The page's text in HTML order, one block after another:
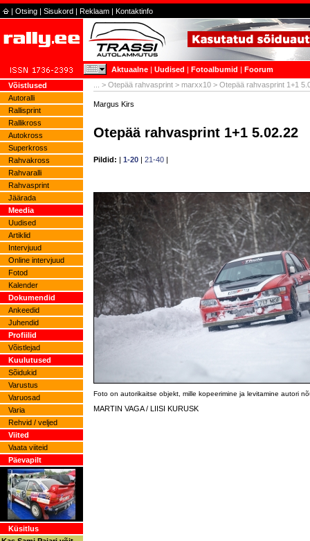
| Otsing | Sisukord | Reklaam | Kontaktinfo
Aktuaalne | Uudised | Fotoalbumid | Foorum
Võistlused
Autoralli
Rallisprint
Rallikross
Autokross
Superkross
Rahvakross
Rahvaralli
Rahvasprint
Jäärada
Meedia
Uudised
Artiklid
Intervjuud
Online intervjuud
Fotod
Kalender
Dokumendid
Ankeedid
Juhendid
Profiilid
Võistlejad
Kuulutused
Sõidukid
Varustus
Varuosad
Varia
Rehvid / veljed
Viited
Vaata viiteid
Päevapilt
Küsitlus
> Otepää rahvasprint > marxx10 > Otepää rahvasprint 1+1
Margus Kirs
Otepää rahvasprint 1+1 5.02.22
Pildid: | 1-20 | 21-40 |
Foto on autorikaitse objekt, mille kopeerimine ja levitamine autori
MARTIN VAGA / LIISI KURUSK